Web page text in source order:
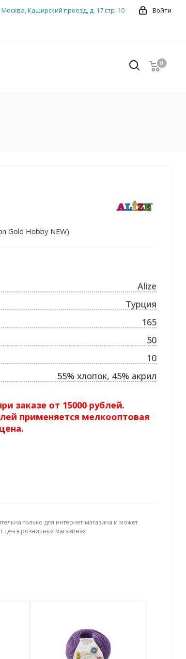
Войти
Москва, Каширский проезд, д. 17 стр. 10
0
0
Gold Hobby NEW)
заказе от 15000 рублей.
применяется мелкооптовая
цена.
Alize
Турция
165
50
10
55% хлопок, 45% акрил
только для интернет-магазина и может
цен в розничных магазинах